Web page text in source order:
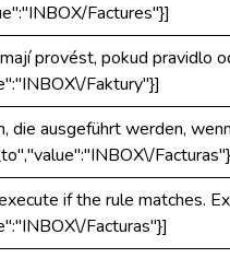
Factures"}]
provést, pokud pravidlo
Faktury"}]
die ausgeführt werden,
if the rule matches.
Facturas"}]